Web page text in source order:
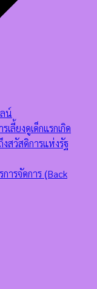
น์
เลี้ยงดูเด็กแรกเกิด
สวัสดิการแห่งรัฐ
ารจัดการ (ฺBack